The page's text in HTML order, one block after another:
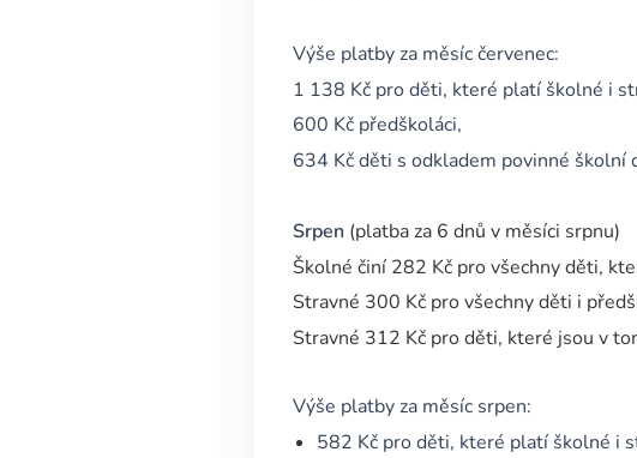
Výše platby za měsíc červenec:
1 138 Kč pro děti, které platí školné i
600 Kč předškoláci,
634 Kč děti s odkladem povinné školní
Srpen (platba za 6 dnů v měsíci srpnu)
Školné činí 282 Kč pro všechny děti,
Stravné 300 Kč pro všechny děti i
Stravné 312 Kč pro děti, které jsou v
Výše platby za měsíc srpen:
582 Kč pro děti, které platí školné i